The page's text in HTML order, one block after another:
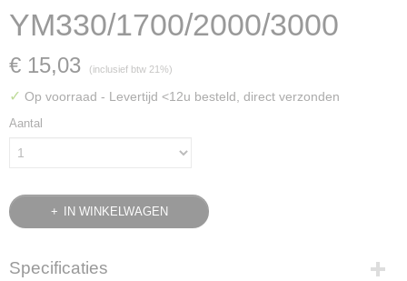
YM330/1700/2000/3000
€ 15,03 (inclusief btw 21%)
✓ Op voorraad - Levertijd <12u besteld, direct verzonden
Aantal
IN WINKELWAGEN
Specificaties